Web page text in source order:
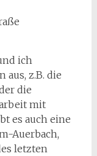
ich
aus, z.B. die
die
mit
es auch eine
Auerbach,
letzten